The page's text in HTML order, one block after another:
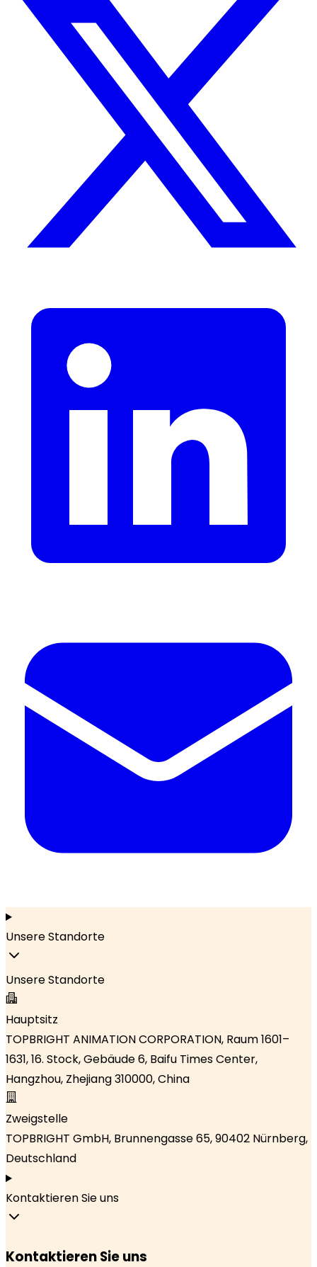
Unsere Standorte
Unsere Standorte
Hauptsitz
TOPBRIGHT ANIMATION CORPORATION, Raum 1601–
1631, 16. Stock, Gebäude 6, Baifu Times Center,
Hangzhou, Zhejiang 310000, China
Zweigstelle
TOPBRIGHT GmbH, Brunnengasse 65, 90402 Nürnberg,
Deutschland
Kontaktieren Sie uns
Kontaktieren Sie uns